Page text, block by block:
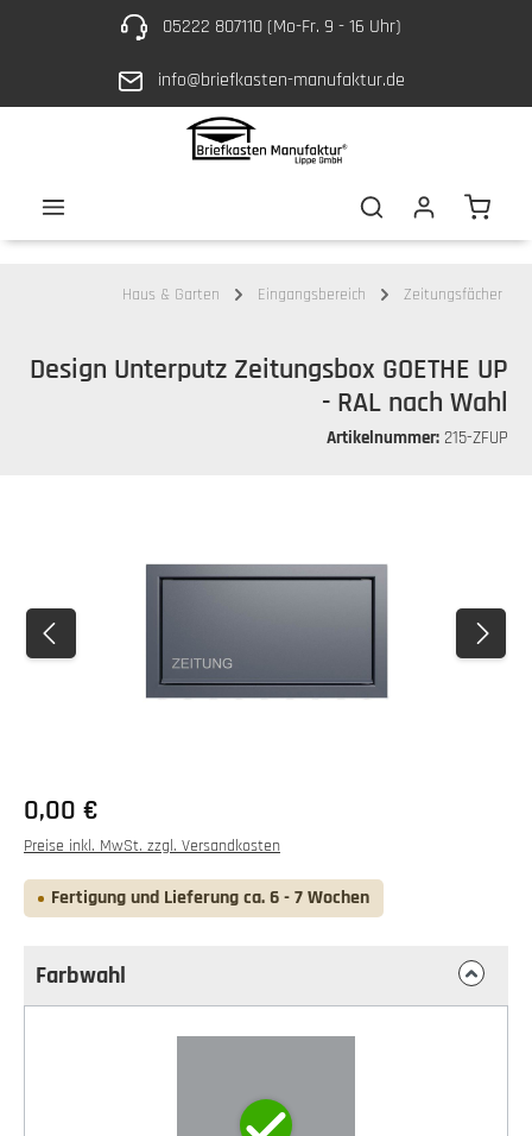
Zum Hauptinhalt springen05222 807110 (Mo-Fr. 9 - 16 Uhr)
info@briefkasten-manufaktur.de
Haus & Garten Eingangsbereich Zeitungsfächer
Design Unterputz Zeitungsbox GOETHE UP
- RAL nach Wahl
Artikelnummer: 215-ZFUP
0,00 €
Preise inkl. MwSt. zzgl. Versandkosten
Fertigung und Lieferung ca. 6 - 7 Wochen
Farbwahl